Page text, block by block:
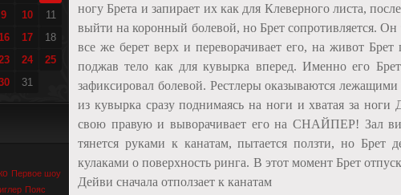
9 10
11
17
18
24
25
31
Первое шоу
Пояс
ногу Брета и запирает их как для Клеверного листа,
выйти на коронный болевой, но Брет сопротивляется.
все же берет верх и переворачивает его, на живот
поджав тело как для кувырка вперед. Именно его
зафиксировал болевой. Рестлеры оказываются
из кувырка сразу поднимаясь на ноги и хватая за
свою правую и выворачивает его на СНАЙПЕР! Зал
тянется руками к канатам, пытается ползти, но Брет
кулаками о поверхность ринга. В этот момент Брет
Дейви сначала отползает к канатам